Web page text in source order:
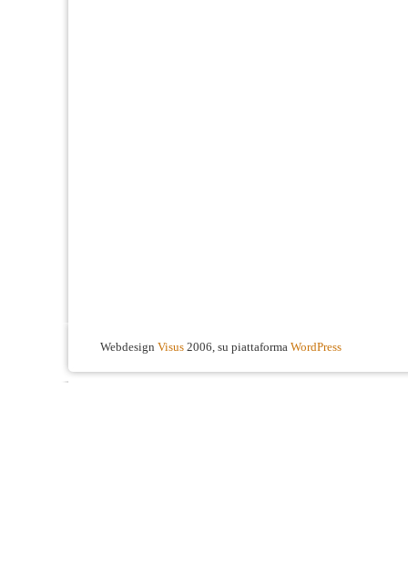
Webdesign Visus 2006, su piattaforma WordPress